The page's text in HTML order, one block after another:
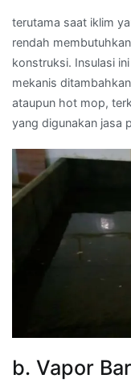
terutama saat iklim
rendah
konstruksi. Insulasi
mekanis
ataupun hot mop,
yang digunakan jasa
b. Vapor